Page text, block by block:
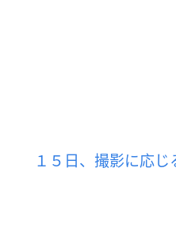
１５日、撮影に応じ